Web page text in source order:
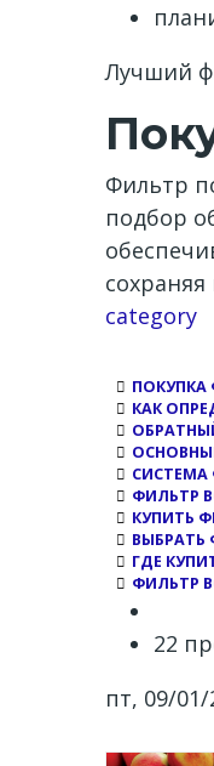
Лучший
Фильтр
подбор
Channel
category
ПОКУПКА
КАК
ФИЛЬТР
КУПИТЬ
ГДЕ
ФИЛЬТР
22
пт, 09/01/